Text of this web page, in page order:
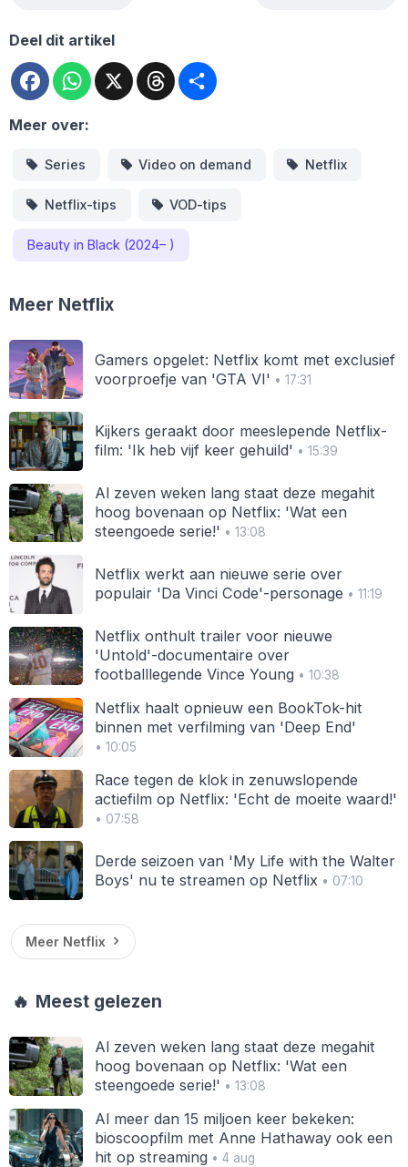
Deel dit artikel
FacebookWhatsApp
X Threads
Meer over:
Series Video on demand Netflix
Netflix-tips VOD-tips
Beauty in Black (2024– )
Meer Netflix
Gamers opgelet: Netflix komt met exclusief
voorproefje van 'GTA VI' • 17:31
Kijkers geraakt door meeslepende Netflix-
film: 'Ik heb vijf keer gehuild' • 15:39
Al zeven weken lang staat deze megahit
hoog bovenaan op Netflix: 'Wat een
steengoede serie!' • 13:08
Netflix werkt aan nieuwe serie over
populair 'Da Vinci Code'-personage • 11:19
Netflix onthult trailer voor nieuwe
'Untold'-documentaire over
footballlegende Vince Young• 10:38
Netflix haalt opnieuw een BookTok-hit
binnen met verfilming van 'Deep End'
• 10:05
Race tegen de klok in zenuwslopende
actiefilm op Netflix: 'Echt de moeite waard!'
• 07:58
Derde seizoen van 'My Life with the Walter
Boys' nu te streamen op Netflix • 07:10
Meer Netflix
🔥 Meest gelezen
Al zeven weken lang staat deze megahit
hoog bovenaan op Netflix: 'Wat een
steengoede serie!' • 13:08
Al meer dan 15 miljoen keer bekeken:
bioscoopfilm met Anne Hathaway ook een
hit op streaming• 4 aug